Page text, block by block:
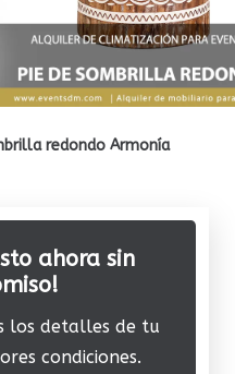
Armonía
ahora sin
los detalles de tu
condiciones.